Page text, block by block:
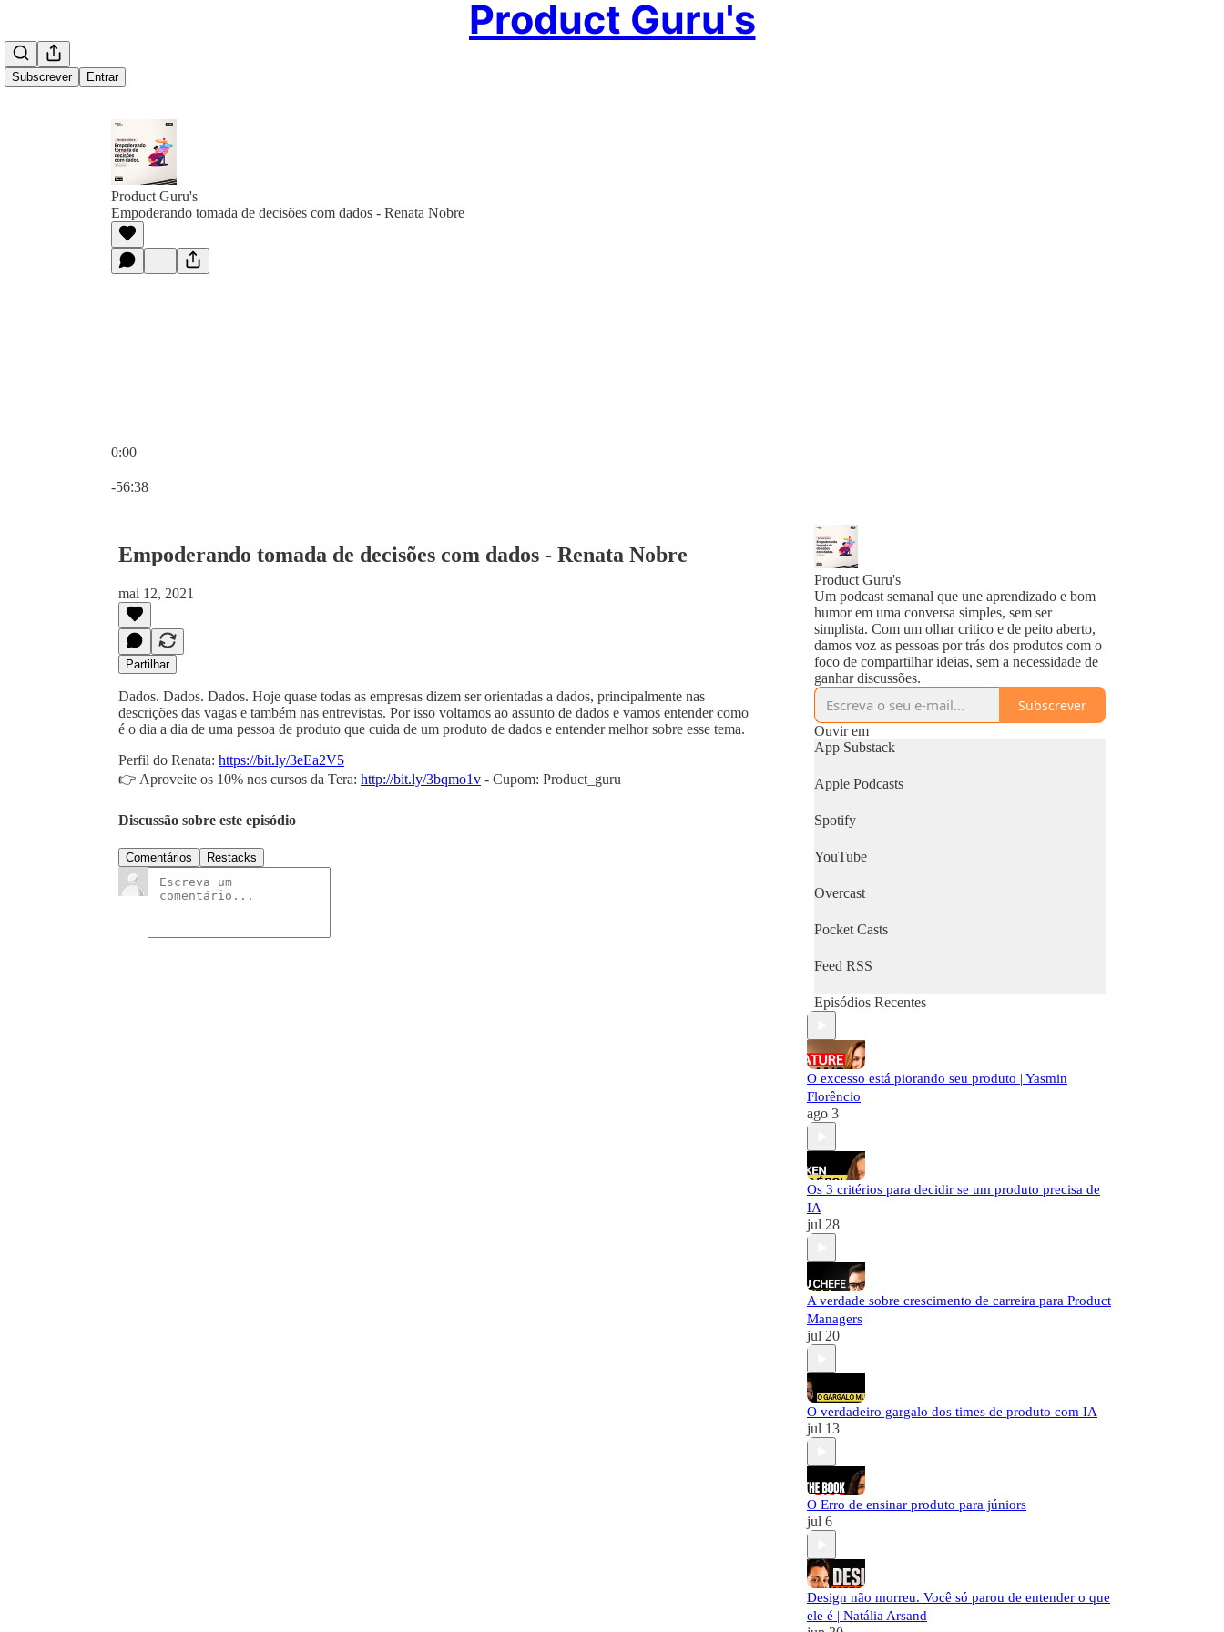
Product Guru's
Subscrever Entrar
Product Guru's
Empoderando tomada de decisões com dados - Renata Nobre
0:00
-56:38
Empoderando tomada de decisões com dados - Renata Nobre
mai 12, 2021
Partilhar
Dados. Dados. Dados. Hoje quase todas as empresas dizem ser orientadas a dados, principalmente nas
descrições das vagas e também nas entrevistas. Por isso voltamos ao assunto de dados e vamos entender como
é o dia a dia de uma pessoa de produto que cuida de um produto de dados e entender melhor sobre esse tema.
Perfil do Renata: https://bit.ly/3eEa2V5
👉 Aproveite os 10% nos cursos da Tera: http://bit.ly/3bqmo1v - Cupom: Product_guru
Discussão sobre este episódio
Comentários Restacks
Product Guru's
Um podcast semanal que une aprendizado e bom
humor em uma conversa simples, sem ser
simplista. Com um olhar critico e de peito aberto,
damos voz as pessoas por trás dos produtos com o
foco de compartilhar ideias, sem a necessidade de
ganhar discussões.
Subscrever
Ouvir em
App Substack
Apple Podcasts
Spotify
YouTube
Overcast
Pocket Casts
Feed RSS
Episódios Recentes
O excesso está piorando seu produto | Yasmin
Florêncio
ago 3
Os 3 critérios para decidir se um produto precisa de
IA
jul 28
A verdade sobre crescimento de carreira para Product
Managers
jul 20
O verdadeiro gargalo dos times de produto com IA
jul 13
O Erro de ensinar produto para júniors
jul 6
Design não morreu. Você só parou de entender o que
ele é | Natália Arsand